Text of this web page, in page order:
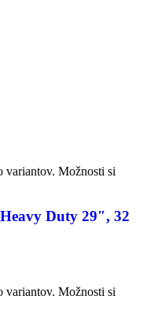
variantov. Možnosti si
Duty 29″, 32
variantov. Možnosti si